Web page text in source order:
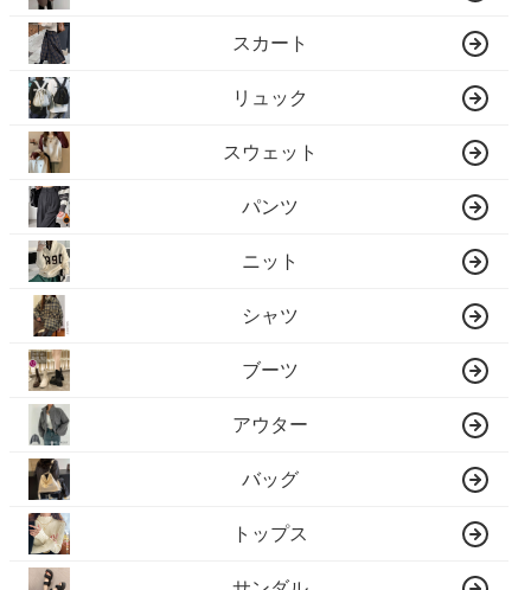
スカート
リュック
スウェット
パンツ
ニット
シャツ
ブーツ
アウター
バッグ
トップス